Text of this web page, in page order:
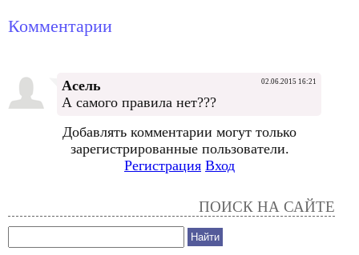
Комментарии
Асель 02.06.2015 16:21
А самого правила нет???
Добавлять комментарии могут только
зарегистрированные пользователи.
Регистрация Вход
ПОИСК НА САЙТЕ